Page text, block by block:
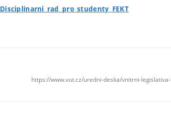
Disciplinarni_rad_pro_studenty_FEKT
https://www.vut.cz/uredni-deska/vnitrni-